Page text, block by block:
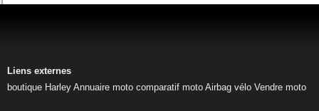
Liens externes
boutique Harley Annuaire moto comparatif moto Airbag vélo Vendre moto